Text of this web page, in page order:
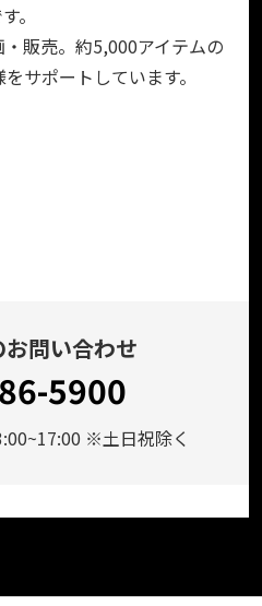
。
販売。約5,000アイテムの
サポートしています。
問い合わせ
5900
※土日祝除く